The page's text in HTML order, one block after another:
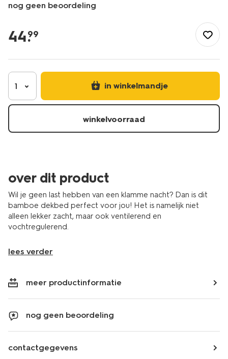
nog geen beoordeling
be/slapen/beddengoed/dekbedden/dekbed-
bamboe-
5590027.html
44.
99
1 in winkelmandje
winkelvoorraad
over dit product
Wil je geen last hebben van een klamme nacht? Dan is dit
bamboe dekbed perfect voor jou! Het is namelijk niet
alleen lekker zacht, maar ook ventilerend en
vochtregulerend.
lees verder
meer productinformatie
nog geen beoordeling
contactgegevens